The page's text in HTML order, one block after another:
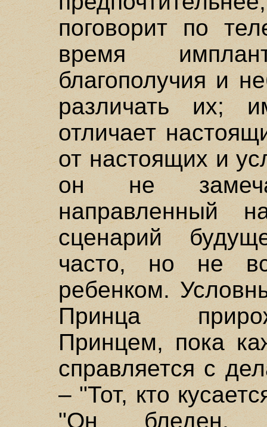
поговорит по
время
благополучия и
различать их;
отличает
от настоящих и
он не
направленный
сценарий
часто, но не
ребенком.
Принца
Принцем, пока
справляется с
– "Тот, кто
"Он бледен,